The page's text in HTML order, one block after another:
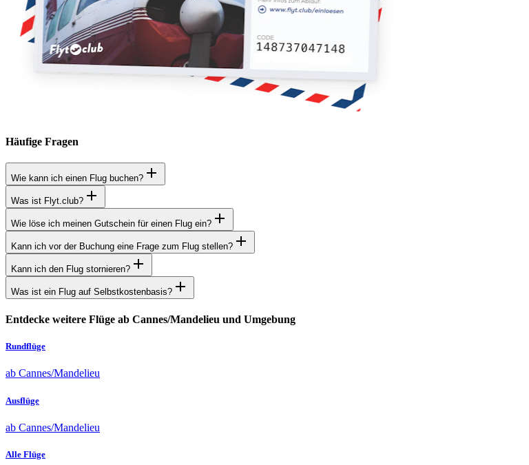
Häufige Fragen
Wie kann ich einen Flug buchen?
Was ist Flyt.club?
Wie löse ich meinen Gutschein für einen Flug ein?
Kann ich vor der Buchung eine Frage zum Flug stellen?
Kann ich den Flug stornieren?
Was ist ein Flug auf Selbstkostenbasis?
Entdecke weitere Flüge ab Cannes/Mandelieu und Umgebung
Rundflüge
ab Cannes/Mandelieu
Ausflüge
ab Cannes/Mandelieu
Alle Flüge